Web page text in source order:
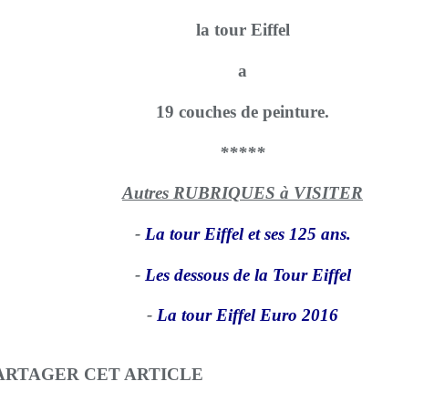
la tour Eiffel
a
19 couches de peinture.
*****
Autres RUBRIQUES à VISITER
- La tour Eiffel et ses 125 ans.
- Les dessous de la Tour Eiffel
- La tour Eiffel Euro 2016
CET ARTICLE